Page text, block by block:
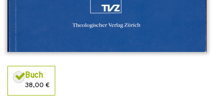
Buch
38,00 €